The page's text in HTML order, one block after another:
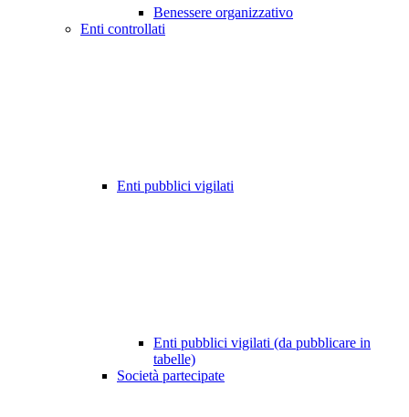
Benessere organizzativo
Enti controllati
Enti pubblici vigilati
Enti pubblici vigilati (da pubblicare in
tabelle)
Società partecipate